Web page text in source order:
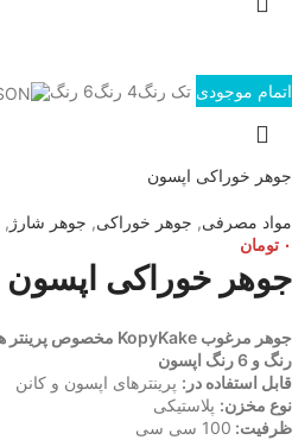
اتمام موجودی تک رنگ4 رنگ 6 رنگ
جوهر خوراکی اپسون
مواد مصرفی, جوهر خوراکی, جوهر شارژ ,
۰ تومان
جوهر خوراکی اپسون
رنگ و 6 رنگ اپسون
قابل استفاده در: پرینترهای اپسون و کانن
نوع مخزن: پلاستیکی
ظرفیت: 100 سی سی